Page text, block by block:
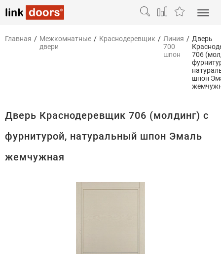
Главная / Межкомнатные
двери
/ Краснодеревщик / Линия
700
шпон
/ Дверь
706
шпон
Дверь Краснодеревщик 706 (молдинг) с
фурнитурой, натуральный шпон Эмаль
жемчужная